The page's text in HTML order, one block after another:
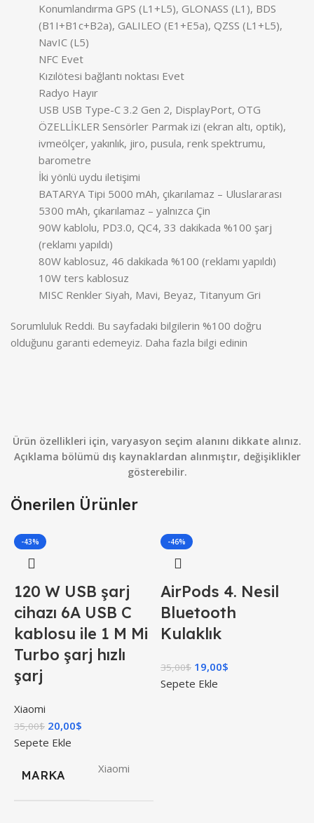
Konumlandırma GPS (L1+L5), GLONASS (L1), BDS
(B1I+B1c+B2a), GALILEO (E1+E5a), QZSS (L1+L5),
NavIC (L5)
NFC Evet
Kızılötesi bağlantı noktası Evet
Radyo Hayır
USB USB Type-C 3.2 Gen 2, DisplayPort, OTG
ÖZELLİKLER Sensörler Parmak izi (ekran altı, optik),
ivmeölçer, yakınlık, jiro, pusula, renk spektrumu,
barometre
İki yönlü uydu iletişimi
BATARYA Tipi 5000 mAh, çıkarılamaz – Uluslararası
5300 mAh, çıkarılamaz – yalnızca Çin
90W kablolu, PD3.0, QC4, 33 dakikada %100 şarj
(reklamı yapıldı)
80W kablosuz, 46 dakikada %100 (reklamı yapıldı)
10W ters kablosuz
MISC Renkler Siyah, Mavi, Beyaz, Titanyum Gri
Sorumluluk Reddi. Bu sayfadaki bilgilerin %100 doğru
olduğunu garanti edemeyiz. Daha fazla bilgi edinin
Ürün özellikleri için, varyasyon seçim alanını dikkate alınız.
Açıklama bölümü dış kaynaklardan alınmıştır, değişiklikler
gösterebilir.
Önerilen Ürünler
-43%
120 W USB şarj
cihazı 6A USB C
kablosu ile 1 M Mi
Turbo şarj hızlı
şarj
Xiaomi
35,00$ 20,00$
Sepete Ekle
MARKA Xiaomi
-46%
AirPods 4. Nesil
Bluetooth
Kulaklık
35,00$ 19,00$
Sepete Ekle